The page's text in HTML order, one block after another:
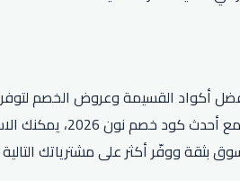
ووفّر أكثر على مشترياتك